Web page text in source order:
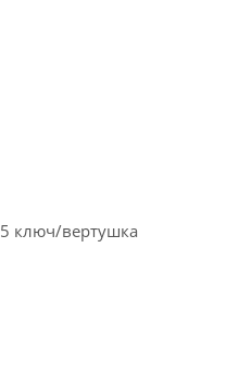
ключ/вертушка